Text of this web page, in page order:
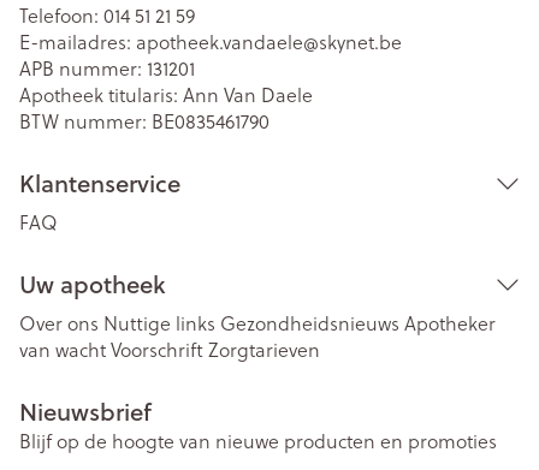
Telefoon: 014 51 21 59
E-mailadres: apotheek.vandaele@skynet.be
APB nummer: 131201
Apotheek titularis: Ann Van Daele
BTW nummer: BE0835461790
Klantenservice
FAQ
Uw apotheek
Over ons Nuttige links Gezondheidsnieuws Apotheker
van wachtVoorschriftZorgtarieven
Nieuwsbrief
Blijf op de hoogte van nieuwe producten en promoties